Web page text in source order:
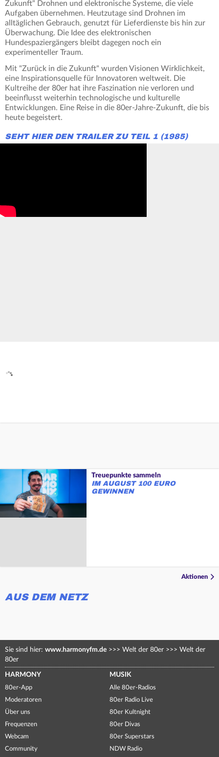
Zukunft" Drohnen und elektronische Systeme, die viele
Aufgaben übernehmen. Heutzutage sind Drohnen im
alltäglichen Gebrauch, genutzt für Lieferdienste bis hin zur
Überwachung. Die Idee des elektronischen
Hundespaziergängers bleibt dagegen noch ein
experimenteller Traum.
Mit "Zurück in die Zukunft" wurden Visionen Wirklichkeit,
eine Inspirationsquelle für Innovatoren weltweit. Die
Kultreihe der 80er hat ihre Faszination nie verloren und
beeinflusst weiterhin technologische und kulturelle
Entwicklungen. Eine Reise in die 80er-Jahre-Zukunft, die bis
heute begeistert.
SEHT HIER DEN TRAILER ZU TEIL 1 (1985)
Treuepunkte sammeln
IM AUGUST 100 EURO
GEWINNEN
Aktionen
AUS DEM NETZ
Sie sind hier: www.harmonyfm.de >>> Welt der 80er >>> Welt der
80er
HARMONY
80er-App
Moderatoren
Über uns
Frequenzen
Webcam
Community
MUSIK
Alle 80er-Radios
80er Radio Live
80er Kultnight
80er Divas
80er Superstars
NDW Radio